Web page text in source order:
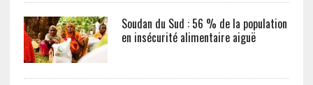
Soudan du Sud : 56 % de la population
en insécurité alimentaire aiguë